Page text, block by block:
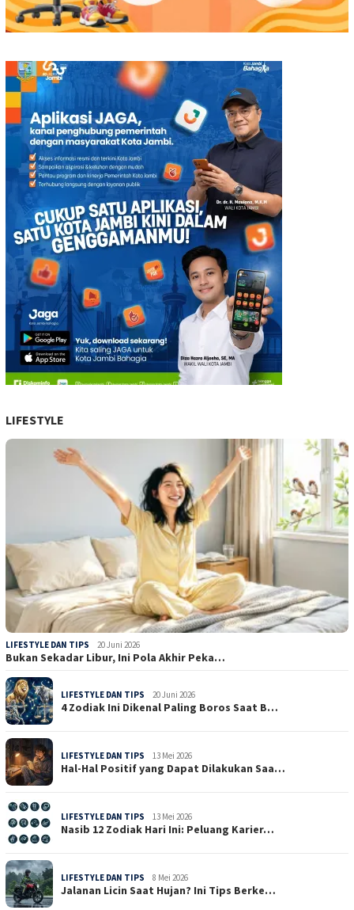
LIFESTYLE
LIFESTYLE DAN TIPS 20 Juni 2026
Bukan Sekadar Libur, Ini Pola Akhir Peka…
LIFESTYLE DAN TIPS 20 Juni 2026
4 Zodiak Ini Dikenal Paling Boros Saat B…
LIFESTYLE DAN TIPS 13 Mei 2026
Hal-Hal Positif yang Dapat Dilakukan Saa…
LIFESTYLE DAN TIPS 13 Mei 2026
Nasib 12 Zodiak Hari Ini: Peluang Karier…
LIFESTYLE DAN TIPS 8 Mei 2026
Jalanan Licin Saat Hujan? Ini Tips Berke…